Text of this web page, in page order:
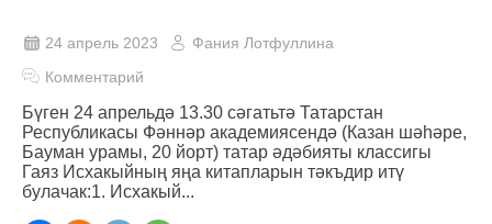
24 апрель 2023
Фания Лотфуллина
Комментарий
Бүген 24 апрельдә 13.30 сәгатьтә Татарстан
Республикасы Фәннәр академиясендә (Казан шәһәре,
Бауман урамы, 20 йорт) татар әдәбияты классигы
Гаяз Исхакыйның яңа китапларын тәкъдир итү
булачак:1. Исхакый...